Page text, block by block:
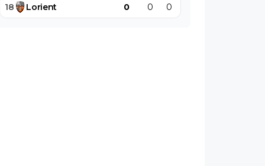
18 Lorient 0 0 0